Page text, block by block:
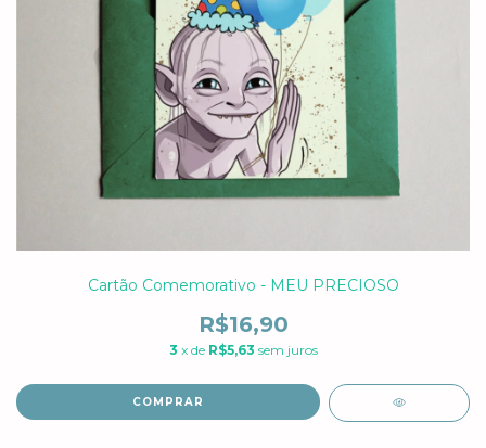
Cartão Comemorativo - MEU PRECIOSO
R$16,90
3 x de R$5,63 sem juros